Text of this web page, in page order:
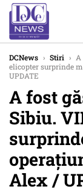
DCNews › Stiri › A
elicopter surprinde
UPDATE
A fost
Sibiu.
Alex /